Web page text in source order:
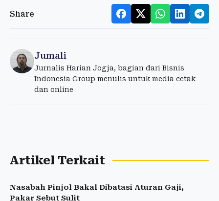
Share
Jumali
Jurnalis Harian Jogja, bagian dari Bisnis
Indonesia Group menulis untuk media cetak
dan online
Artikel Terkait
Nasabah Pinjol Bakal Dibatasi Aturan Gaji,
Pakar Sebut Sulit